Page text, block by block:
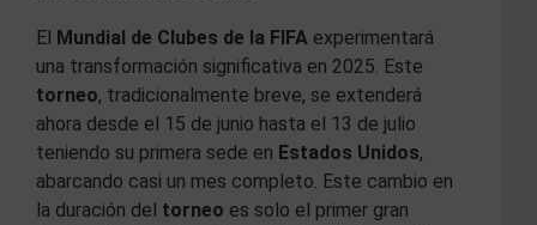
El Mundial de Clubes de la FIFA experimentará
una transformación significativa en 2025. Este
torneo, tradicionalmente breve, se extenderá
ahora desde el 15 de junio hasta el 13 de julio
teniendo su primera sede en Estados Unidos,
abarcando casi un mes completo. Este cambio en
la duración del torneo es solo el primer gran